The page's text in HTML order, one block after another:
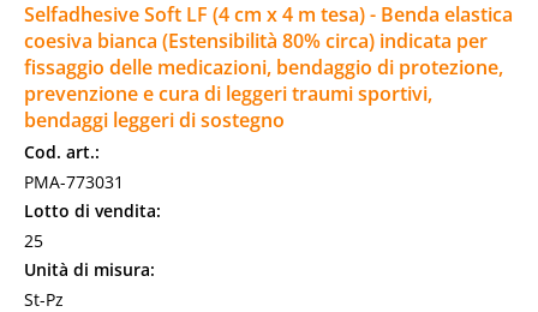
Selfadhesive Soft LF (4 cm x 4 m tesa) - Benda elastica
coesiva bianca (Estensibilità 80% circa) indicata per
fissaggio delle medicazioni, bendaggio di protezione,
prevenzione e cura di leggeri traumi sportivi,
bendaggi leggeri di sostegno
Cod. art.:
PMA-773031
Lotto di vendita:
25
Unità di misura:
St-Pz